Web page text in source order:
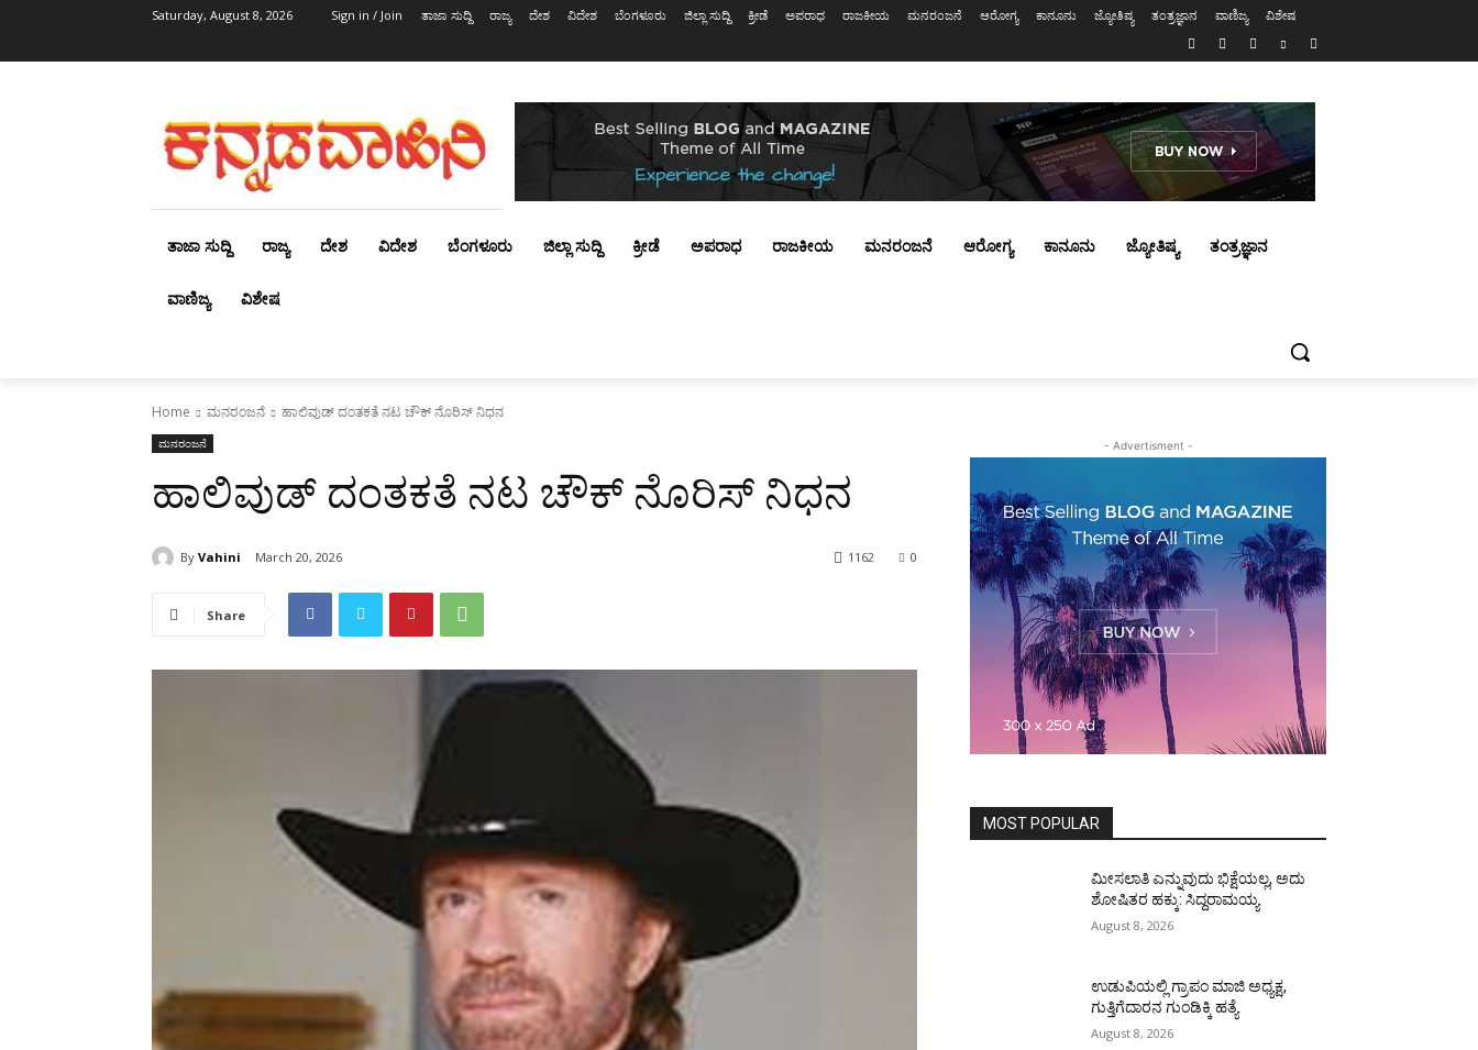
Saturday, August 8, 2026 Sign in / Join ತಾಜಾ ಸುದ್ದಿ ರಾಜ್ಯ ದೇಶ ವಿದೇಶ ಬೆಂಗಳೂರು ಜಿಲ್ಲಾ ಸುದ್ದಿ ಕ್ರೀಡೆ ಅಪರಾಧ ರಾಜಕೀಯ ಮನರಂಜನೆ ಆರೋಗ್ಯ ಕಾನೂನು ಜ್ಯೋತಿಷ್ಯ ತಂತ್ರಜ್ಞಾನ ವಾಣಿಜ್ಯ ವಿಶೇಷ
ತಾಜಾ ಸುದ್ದಿ ರಾಜ್ಯ ದೇಶ ವಿದೇಶ ಬೆಂಗಳೂರು ಜಿಲ್ಲಾ ಸುದ್ದಿ ಕ್ರೀಡೆ ಅಪರಾಧ ರಾಜಕೀಯ ಮನರಂಜನೆ ಆರೋಗ್ಯ ಕಾನೂನು ಜ್ಯೋತಿಷ್ಯ ತಂತ್ರಜ್ಞಾನ
ವಾಣಿಜ್ಯ ವಿಶೇಷ
Home ಮನರಂಜನೆ ಹಾಲಿವುಡ್‌ ದಂತಕತೆ ನಟ ಚೌಕ್‌ ನೊರಿಸ್‌ ನಿಧನ
ಮನರಂಜನೆ
ಹಾಲಿವುಡ್‌ ದಂತಕತೆ ನಟ ಚೌಕ್‌ ನೊರಿಸ್‌ ನಿಧನ
By Vahini March 20, 2026 0
1162
Share
- Advertisment -
MOST POPULAR
ಮೀಸಲಾತಿ ಎನ್ನುವುದು ಭಿಕ್ಷೆಯಲ್ಲ, ಅದು
ಶೋಷಿತರ ಹಕ್ಕು: ಸಿದ್ದರಾಮಯ್ಯ
August 8, 2026
ಉಡುಪಿಯಲ್ಲಿ ಗ್ರಾಪಂ ಮಾಜಿ ಅಧ್ಯಕ್ಷ,
ಗುತ್ತಿಗೆದಾರನ ಗುಂಡಿಕ್ಕಿ ಹತ್ಯೆ
August 8, 2026